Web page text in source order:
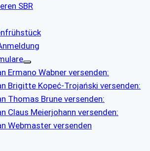
SBR
Ermano Wabner versenden:
Brigitte Kopeć-Trojański versenden:
Thomas Brune versenden:
Claus Meierjohann versenden:
Webmaster versenden